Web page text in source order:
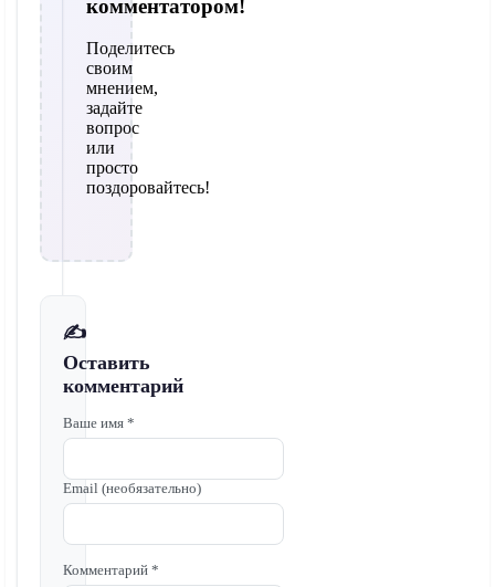
комментатором!
Поделитесь
своим
мнением,
задайте
вопрос
или
просто
поздоровайтесь!
✍️
Оставить
комментарий
Ваше имя *
Email (необязательно)
Комментарий *